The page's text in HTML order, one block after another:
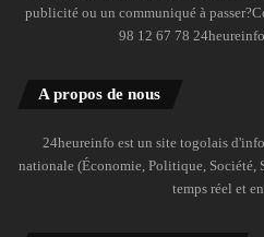
publicité ou un communiqué à
98 12 67 78
A propos de nous
24heureinfo est un site togolais
nationale (Économie, Politique, Société,
temps réel et